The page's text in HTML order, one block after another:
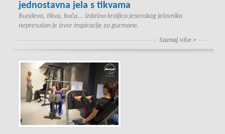
jednostavna jela s tikvama
Bundeva, tikva, buča... izdašna kraljica jesenskog jelovnika
nepresušan je izvor inspiracije za gurmane.
Saznaj više >